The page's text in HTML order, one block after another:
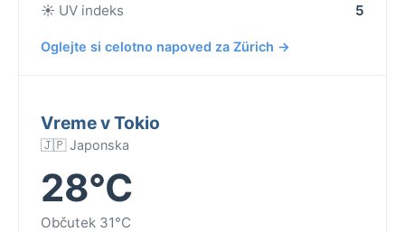
☀️ UV indeks 5
Oglejte si celotno napoved za Zürich →
Vreme v Tokio
🇯🇵 Japonska
28°C
Občutek 31°C